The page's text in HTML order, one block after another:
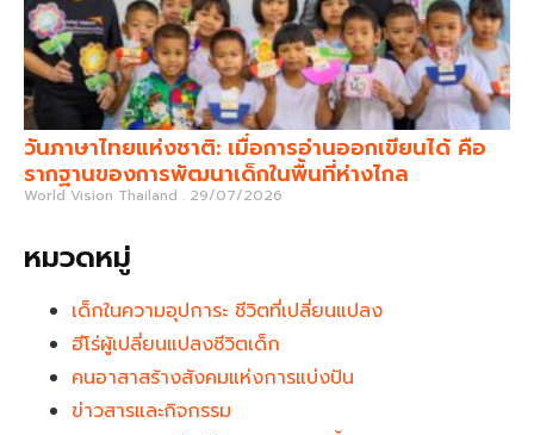
วันภาษาไทยแห่งชาติ: เมื่อการอ่านออกเขียนได้ คือ
รากฐานของการพัฒนาเด็กในพื้นที่ห่างไกล
World Vision Thailand 29/07/2026
หมวดหมู่
เด็กในความอุปการะ ชีวิตที่เปลี่ยนแปลง
ฮีโร่ผู้เปลี่ยนแปลงชีวิตเด็ก
คนอาสาสร้างสังคมแห่งการแบ่งปัน
ข่าวสารและกิจกรรม